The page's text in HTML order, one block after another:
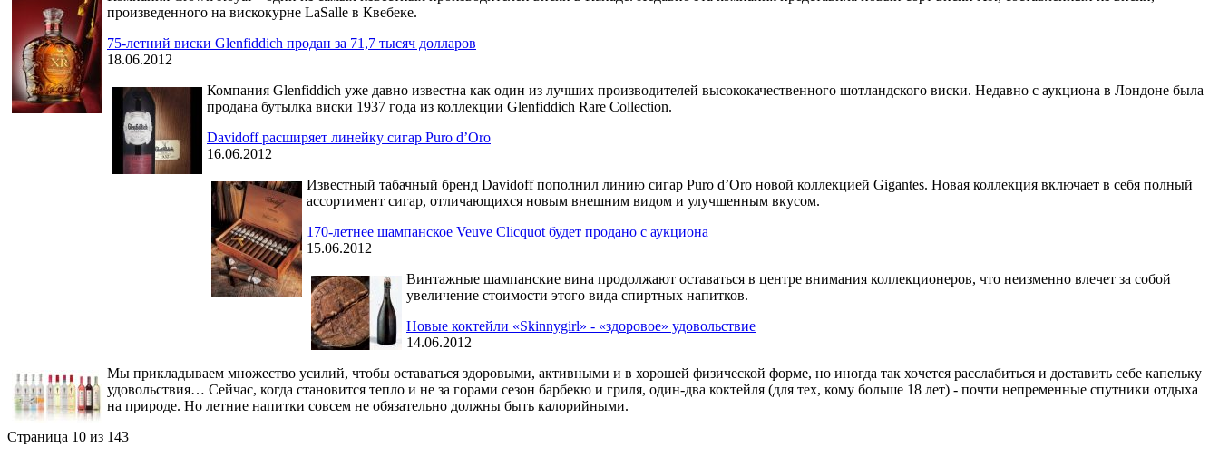
произведенного на вискокурне LaSalle в Квебеке.
75-летний виски Glenfiddich продан за 71,7 тысяч долларов
18.06.2012
Компания Glenfiddich уже давно известна как один из лучших производителей высококачественного шотландского виски. Недавно с аукциона в Лондоне была
продана бутылка виски 1937 года из коллекции Glenfiddich Rare Collection.
Davidoff расширяет линейку сигар Puro d’Oro
16.06.2012
Известный табачный бренд Davidoff пополнил линию сигар Puro d’Oro новой коллекцией Gigantes. Новая коллекция включает в себя полный
ассортимент сигар, отличающихся новым внешним видом и улучшенным вкусом.
170-летнее шампанское Veuve Clicquot будет продано с аукциона
15.06.2012
Винтажные шампанские вина продолжают оставаться в центре внимания коллекционеров, что неизменно влечет за собой
увеличение стоимости этого вида спиртных напитков.
Новые коктейли «Skinnygirl» - «здоровое» удовольствие
14.06.2012
Мы прикладываем множество усилий, чтобы оставаться здоровыми, активными и в хорошей физической форме, но иногда так хочется расслабиться и доставить себе капельку
удовольствия… Сейчас, когда становится тепло и не за горами сезон барбекю и гриля, один-два коктейля (для тех, кому больше 18 лет) - почти непременные спутники отдыха
на природе. Но летние напитки совсем не обязательно должны быть калорийными.
Страница 10 из 143